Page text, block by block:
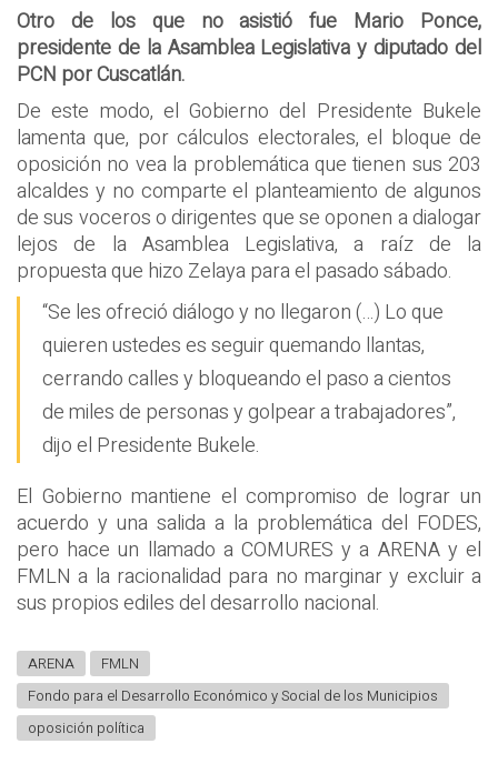
Otro de los que no asistió fue Mario Ponce,
presidente de la Asamblea Legislativa y diputado del
PCN por Cuscatlán.
De este modo, el Gobierno del Presidente Bukele
lamenta que, por cálculos electorales, el bloque de
oposición no vea la problemática que tienen sus 203
alcaldes y no comparte el planteamiento de algunos
de sus voceros o dirigentes que se oponen a dialogar
lejos de la Asamblea Legislativa, a raíz de la
propuesta que hizo Zelaya para el pasado sábado.
“Se les ofreció diálogo y no llegaron (…) Lo que
quieren ustedes es seguir quemando llantas,
cerrando calles y bloqueando el paso a cientos
de miles de personas y golpear a trabajadores”,
dijo el Presidente Bukele.
El Gobierno mantiene el compromiso de lograr un
acuerdo y una salida a la problemática del FODES,
pero hace un llamado a COMURES y a ARENA y el
FMLN a la racionalidad para no marginar y excluir a
sus propios ediles del desarrollo nacional.
ARENA
FMLN
Fondo para el Desarrollo Económico y Social de los Municipios
oposición política